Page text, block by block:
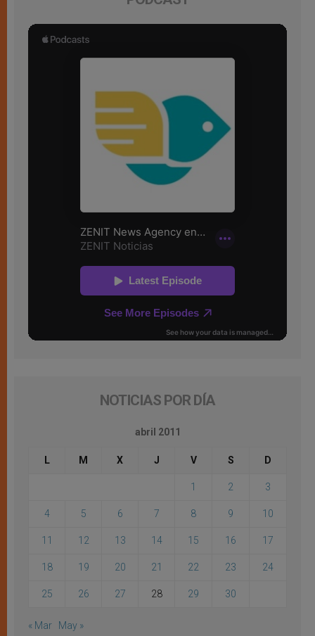
NOTICIAS POR DÍA
abril 2011
L M X J V S D
1 2 3
4 5 6 7 8 9 10
11 12 13 14 15 16 17
18 19 20 21 22 23 24
25 26 27 28 29 30
« Mar May »